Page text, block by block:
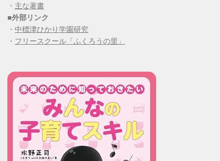
・ 主な著書
■外部リンク
・ 中標津ひかり学園研究
・ フリースクール「ふくろうの里」